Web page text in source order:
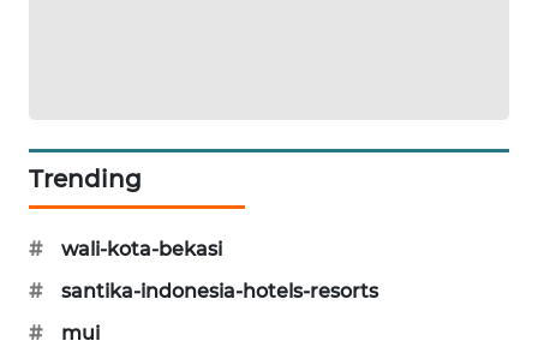
Trending
#
wali-kota-bekasi
#
santika-indonesia-hotels-resorts
#
mui